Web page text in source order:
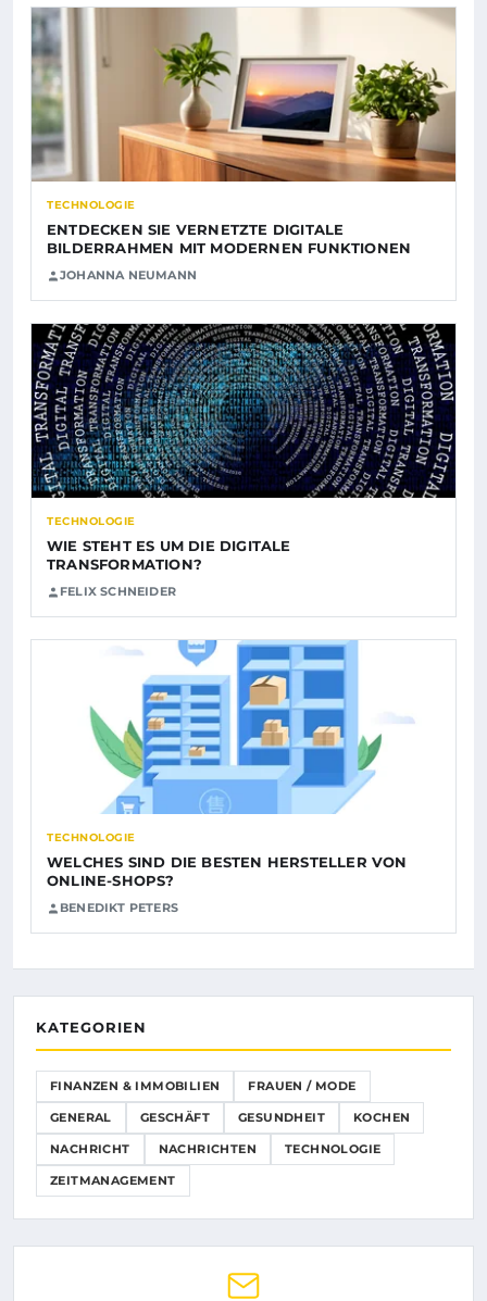
TECHNOLOGIE
ENTDECKEN SIE VERNETZTE DIGITALE
BILDERRAHMEN MIT MODERNEN FUNKTIONEN
JOHANNA NEUMANN
TECHNOLOGIE
WIE STEHT ES UM DIE DIGITALE
TRANSFORMATION?
FELIX SCHNEIDER
TECHNOLOGIE
WELCHES SIND DIE BESTEN HERSTELLER VON
ONLINE-SHOPS?
BENEDIKT PETERS
KATEGORIEN
FINANZEN & IMMOBILIEN FRAUEN / MODE
GENERAL GESCHÄFT GESUNDHEIT KOCHEN
NACHRICHT NACHRICHTEN TECHNOLOGIE
ZEITMANAGEMENT